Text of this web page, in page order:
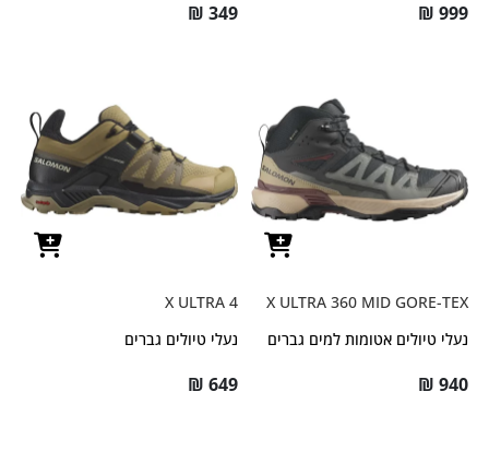
₪ 999
₪ 349
X ULTRA 360 MID GORE-TEX
נעלי טיולים אטומות למים גברים
₪ 940
X ULTRA 4
נעלי טיולים גברים
₪ 649